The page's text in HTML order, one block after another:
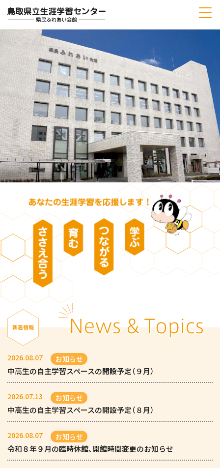
2026.08.07 お知らせ
中高生の自主学習スペースの開設予定（９月）
2026.07.13 お知らせ
中高生の自主学習スペースの開設予定（８月）
2026.08.07 お知らせ
令和８年９月の臨時休館、開館時間変更のお知らせ